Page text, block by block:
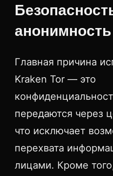
анонимность
Главная причина
Kraken Tor — это
передаются через
что исключает
перехвата
лицами. Кроме